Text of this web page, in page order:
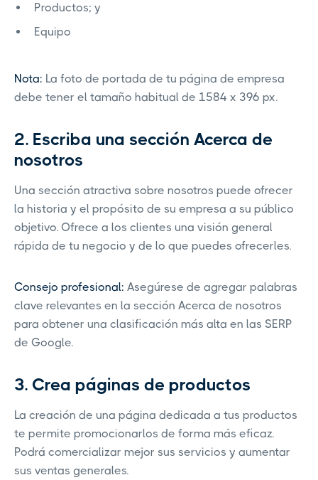
Productos; y
Equipo
Nota: La foto de portada de tu página de empresa
debe tener el tamaño habitual de 1584 x 396 px.
2. Escriba una sección Acerca de
nosotros
Una sección atractiva sobre nosotros puede ofrecer
la historia y el propósito de su empresa a su público
objetivo. Ofrece a los clientes una visión general
rápida de tu negocio y de lo que puedes ofrecerles.
Consejo profesional: Asegúrese de agregar palabras
clave relevantes en la sección Acerca de nosotros
para obtener una clasificación más alta en las SERP
de Google.
3. Crea páginas de productos
La creación de una página dedicada a tus productos
te permite promocionarlos de forma más eficaz.
Podrá comercializar mejor sus servicios y aumentar
sus ventas generales.